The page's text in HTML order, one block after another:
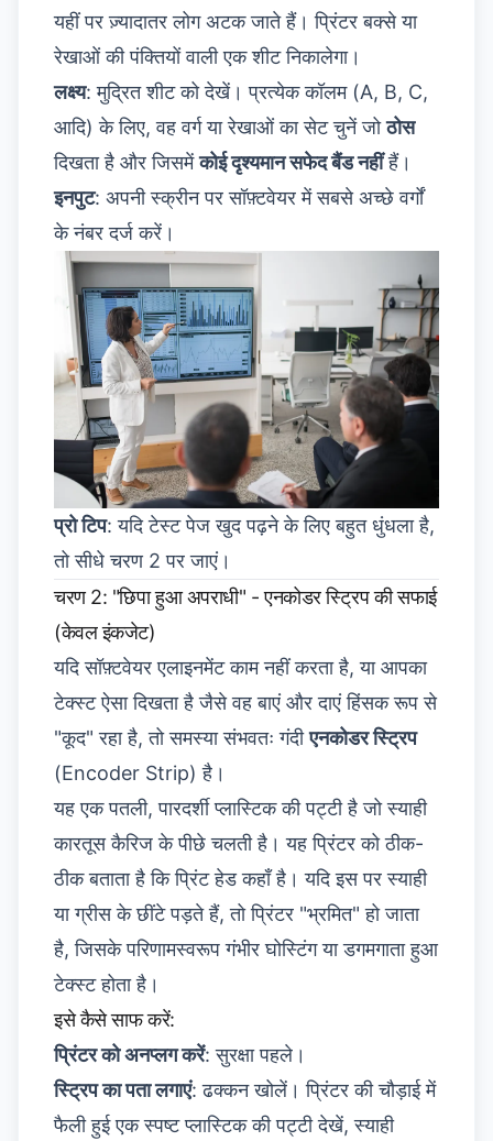
यहीं पर ज़्यादातर लोग अटक जाते हैं। प्रिंटर बक्से या
रेखाओं की पंक्तियों वाली एक शीट निकालेगा।
लक्ष्य: मुद्रित शीट को देखें। प्रत्येक कॉलम (A, B, C,
आदि) के लिए, वह वर्ग या रेखाओं का सेट चुनें जोठोस
दिखता है और जिसमेंकोई दृश्यमान सफेद बैंड नहींहैं।
इनपुट: अपनी स्क्रीन पर सॉफ़्टवेयर में सबसे अच्छे वर्गों
के नंबर दर्ज करें।
प्रो टिप: यदि टेस्ट पेज खुद पढ़ने के लिए बहुत धुंधला है,
तो सीधे चरण 2 पर जाएं।
चरण 2: "छिपा हुआ अपराधी" - एनकोडर स्ट्रिप की सफाई
(केवल इंकजेट)
यदि सॉफ़्टवेयर एलाइनमेंट काम नहीं करता है, या आपका
टेक्स्ट ऐसा दिखता है जैसे वह बाएं और दाएं हिंसक रूप से
"कूद" रहा है, तो समस्या संभवतः गंदीएनकोडर स्ट्रिप
(Encoder Strip) है।
यह एक पतली, पारदर्शी प्लास्टिक की पट्टी है जो स्याही
कारतूस कैरिज के पीछे चलती है। यह प्रिंटर को ठीक-
ठीक बताता है कि प्रिंट हेड कहाँ है। यदि इस पर स्याही
या ग्रीस के छींटे पड़ते हैं, तो प्रिंटर "भ्रमित" हो जाता
है, जिसके परिणामस्वरूप गंभीर घोस्टिंग या डगमगाता हुआ
टेक्स्ट होता है।
इसे कैसे साफ करें:
प्रिंटर को अनप्लग करें: सुरक्षा पहले।
स्ट्रिप का पता लगाएं: ढक्कन खोलें। प्रिंटर की चौड़ाई में
फैली हुई एक स्पष्ट प्लास्टिक की पट्टी देखें, स्याही